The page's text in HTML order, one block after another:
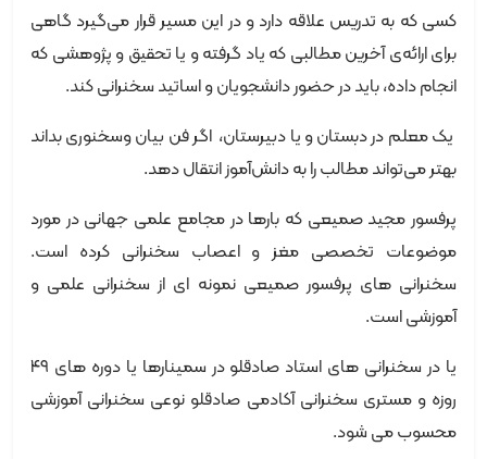
کسی که به تدریس علاقه دارد و در این مسیر قرار می‌گیرد گاهی
برای ارائه‌ی آخرین مطالبی که یاد گرفته و یا تحقیق و پژوهشی که
انجام داده، باید در حضور دانشجویان و اساتید سخنرانی کند.
یک معلم در دبستان و یا دبیرستان، اگر فن بیان وسخنوری بداند
بهتر می‌تواند مطالب را به دانش‌آموز انتقال دهد.
پرفسور مجید صمیعی که بارها در مجامع علمی جهانی در مورد
موضوعات تخصصی مغز و اعصاب سخنرانی کرده است.
سخنرانی های پرفسور صمیعی نمونه ای از سخنرانی علمی و
آموزشی است.
یا در سخنرانی های استاد صادقلو در سمینارها یا دوره های ۴۹
روزه و مستری سخنرانی آکادمی صادقلو نوعی سخنرانی آموزشی
محسوب می شود.